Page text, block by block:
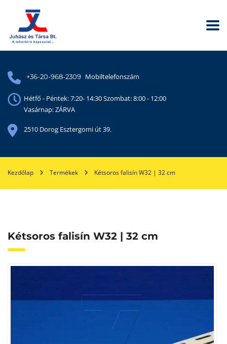
+36-20-968-2309 Mobiltelefonszám
Hétfő - Péntek: 7:20- 14:30 Szombat: 8:00 - 12:00
Vasárnap: ZÁRVA
2510 Dorog Esztergomi út 39.
Kezdőlap Termékek Kétsoros falisín W32 | 32 cm
Kétsoros falisín W32 | 32 cm